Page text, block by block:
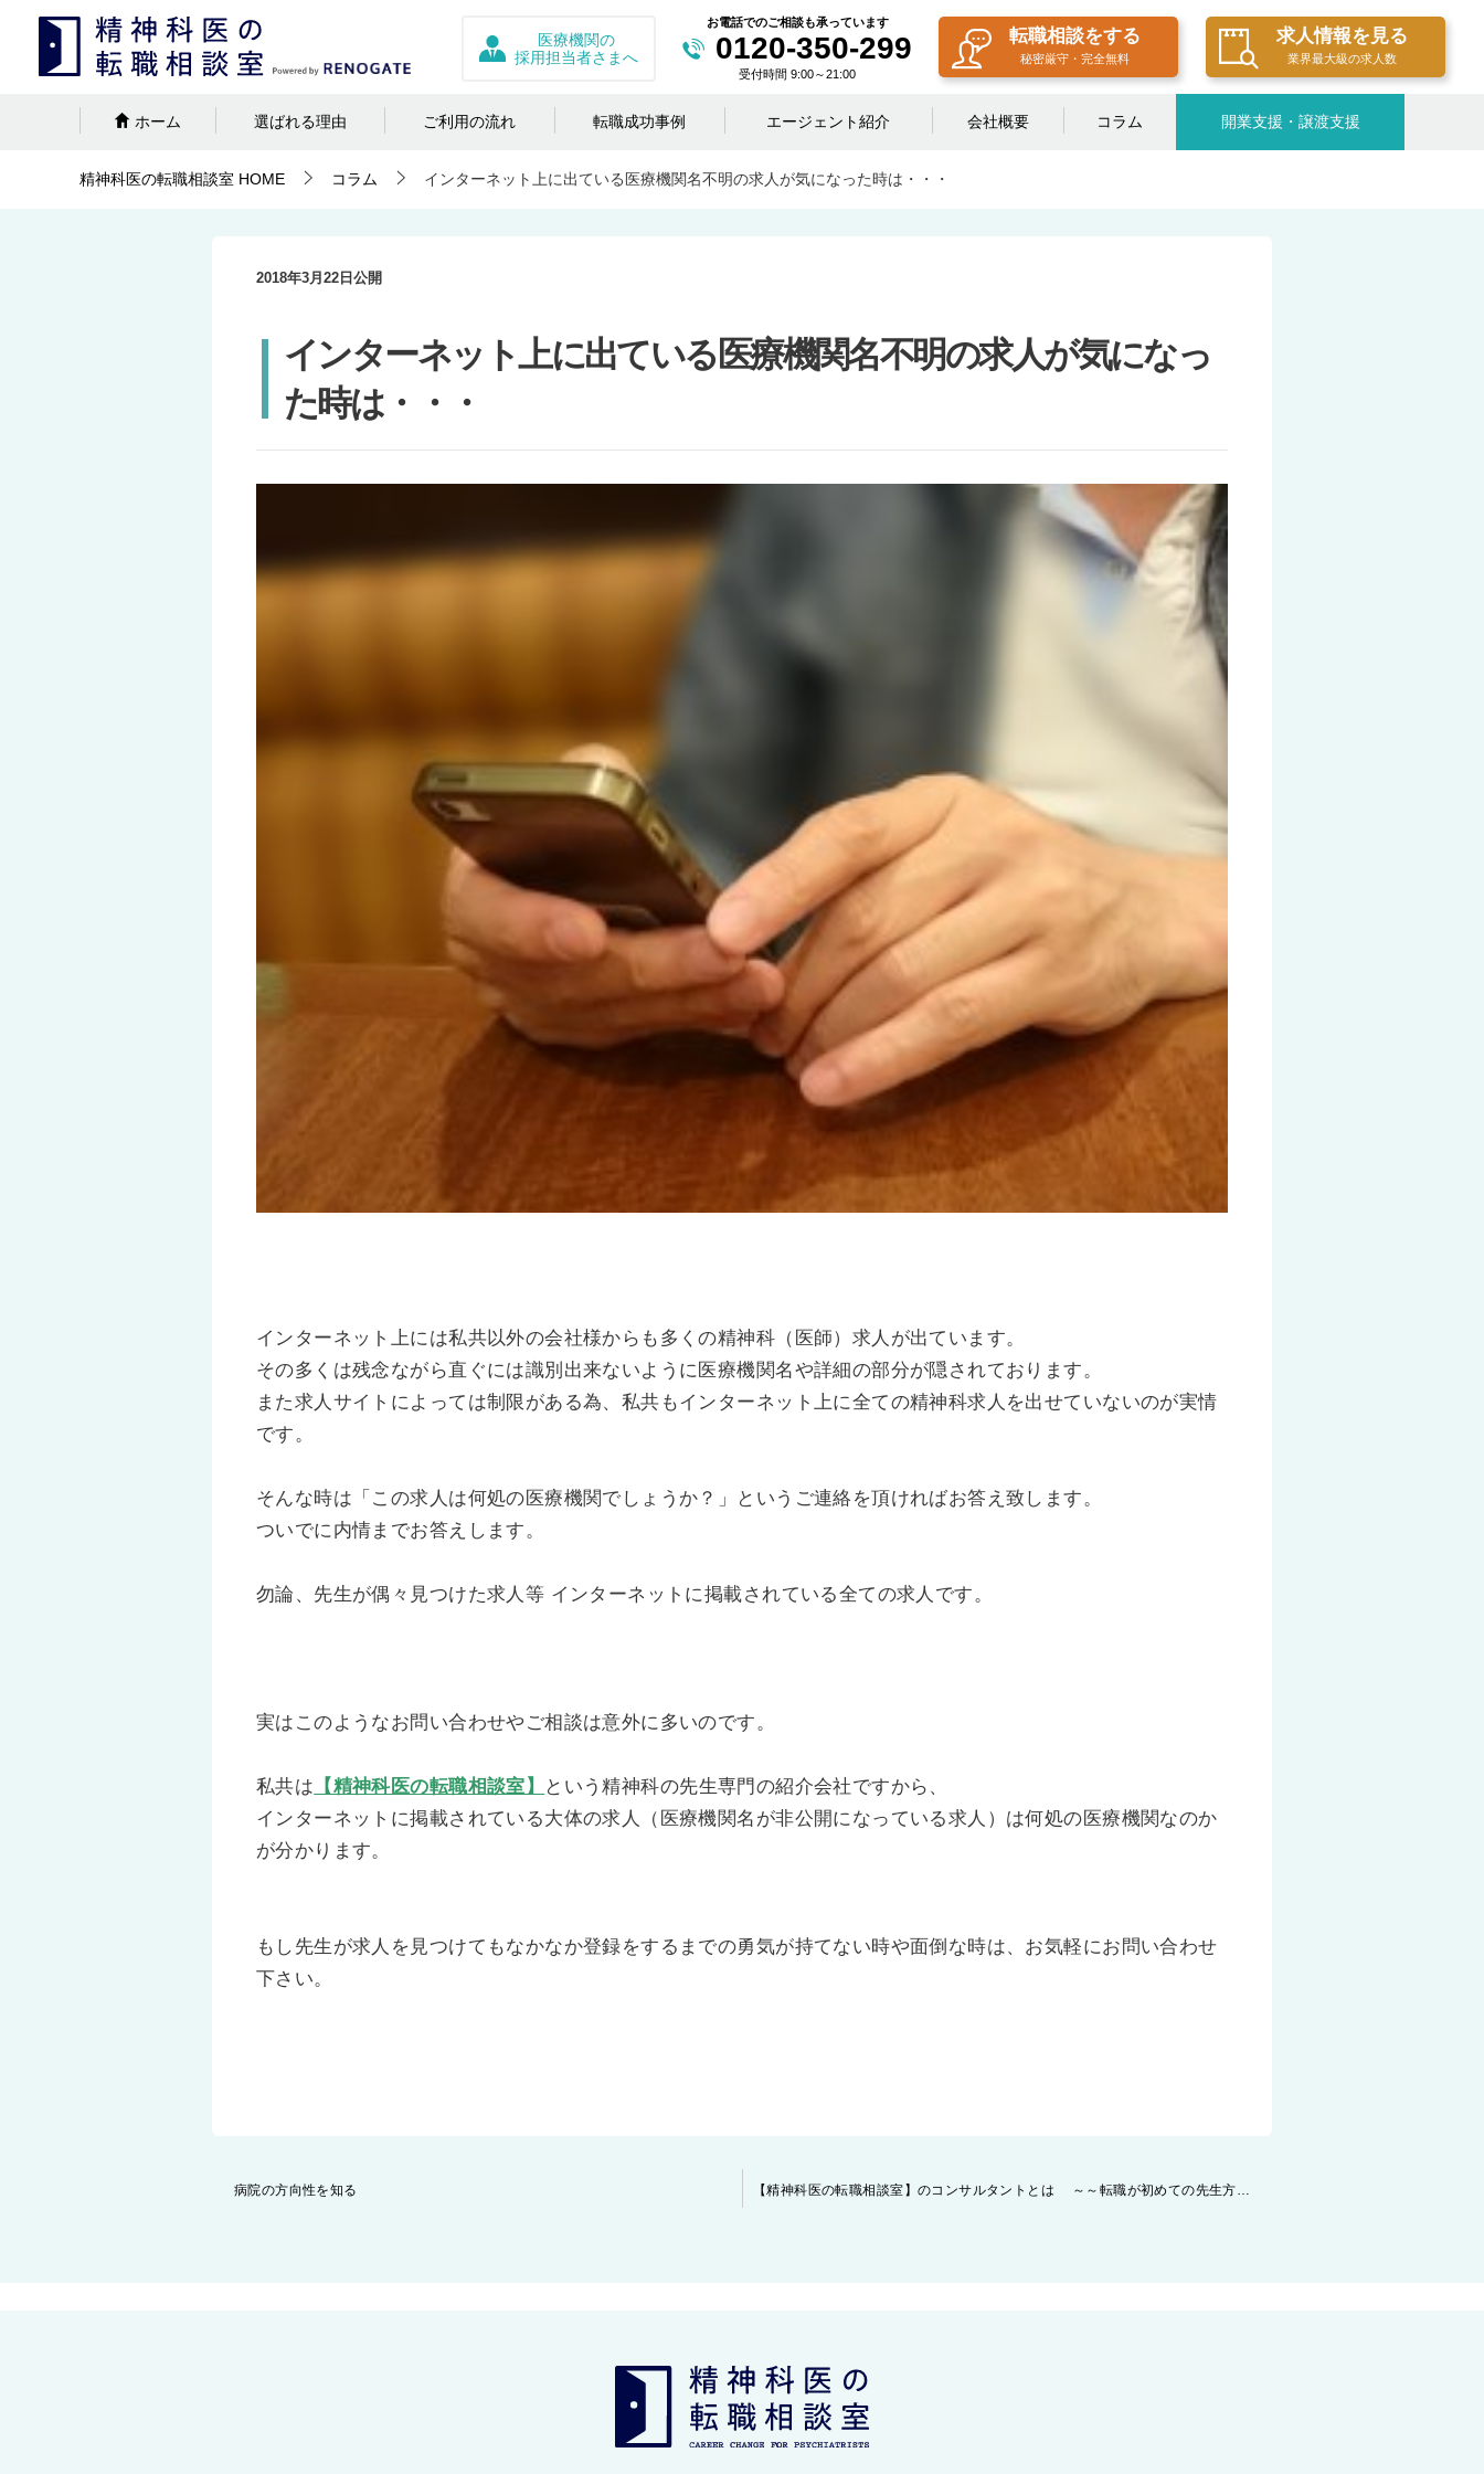
転職相談をする
秘密厳守・完全無料
求人情報を見る
業界最大級の求人数
お電話でのご相談も承っています
0120-350-299
受付時間 9:00～21:00
医療機関の
採用担当者さまへ
ホーム 選ばれる理由 ご利用の流れ 転職成功事例 エージェント紹介 会社概要 コラム 開業支援・譲渡支援
精神科医の転職相談室 HOME コラム インターネット上に出ている医療機関名不明の求人が気になった時は・・・
2018年3月22日 公開
インターネット上に出ている医療機関名不明の求人が気になっ
た時は・・・
インターネット上には私共以外の会社様からも多くの精神科（医師）求人が出ています。
その多くは残念ながら直ぐには識別出来ないように医療機関名や詳細の部分が隠されております。
また求人サイトによっては制限がある為、私共もインターネット上に全ての精神科求人を出せていないのが実情
です。
そんな時は「この求人は何処の医療機関でしょうか？」というご連絡を頂ければお答え致します。
ついでに内情までお答えします。
勿論、先生が偶々見つけた求人等 インターネットに掲載されている全ての求人です。
実はこのようなお問い合わせやご相談は意外に多いのです。
私共は 【精神科医の転職相談室】
という精神科の先生専門の紹介会社ですから、
インターネットに掲載されている大体の求人（医療機関名が非公開になっている求人）は何処の医療機関なのか
が分かります。
もし先生が求人を見つけてもなかなか登録をするまでの勇気が持てない時や面倒な時は、お気軽にお問い合わせ
下さい。
投病院の方向性を知る 【精神科医の転職相談室】のコンサルタントとは ～～転職が初めての先生方へ～～